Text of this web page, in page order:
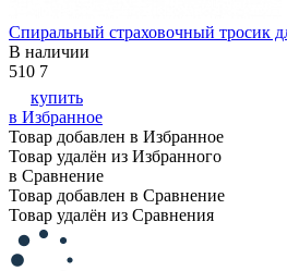
Спиральный страховочный тросик
В наличии
510 7
купить
в Избранное
Товар добавлен в Избранное
Товар удалён из Избранного
в Сравнение
Товар добавлен в Сравнение
Товар удалён из Сравнения